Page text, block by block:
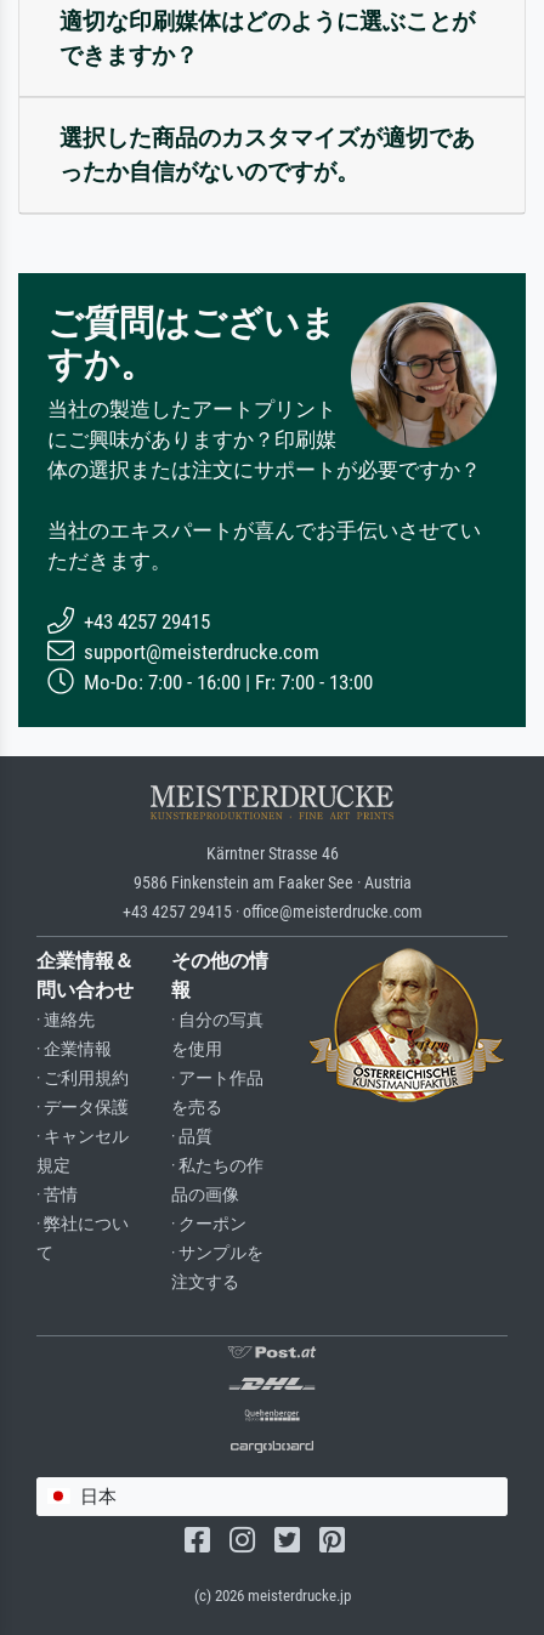
適切な印刷媒体はどのように選ぶことが
できますか？
選択した商品のカスタマイズが適切であ
ったか自信がないのですが。
ご質問はございま
すか。
当社の製造したアートプリント
にご興味がありますか？印刷媒
体の選択または注文にサポートが必要ですか？
当社のエキスパートが喜んでお手伝いさせてい
ただきます。
+43 4257 29415
support@meisterdrucke.com
Mo-Do: 7:00 - 16:00 | Fr: 7:00 - 13:00
Kärntner Strasse 46
9586 Finkenstein am Faaker See · Austria
+43 4257 29415 · office@meisterdrucke.com
企業情報＆
問い合わせ
· 連絡先
· 企業情報
· ご利用規約
· データ保護
· キャンセル
規定
· 苦情
· 弊社につい
て
その他の情
報
· 自分の写真
を使用
· アート作品
を売る
· 品質
· 私たちの作
品の画像
· クーポン
· サンプルを
注文する
日本
(c) 2026 meisterdrucke.jp